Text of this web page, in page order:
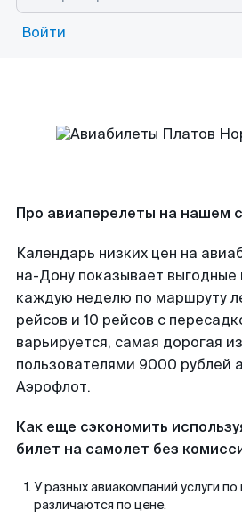
Войти
Про авиаперелеты на нашем
Календарь низких цен на
на-Дону показывает выгодные
каждую неделю по маршруту
рейсов и 10 рейсов с
варьируется, самая дорогая
пользователями 9000 рублей
Аэрофлот.
Как еще сэкономить
билет на самолет без
У разных авиакомпаний услуги по
различаются по цене.